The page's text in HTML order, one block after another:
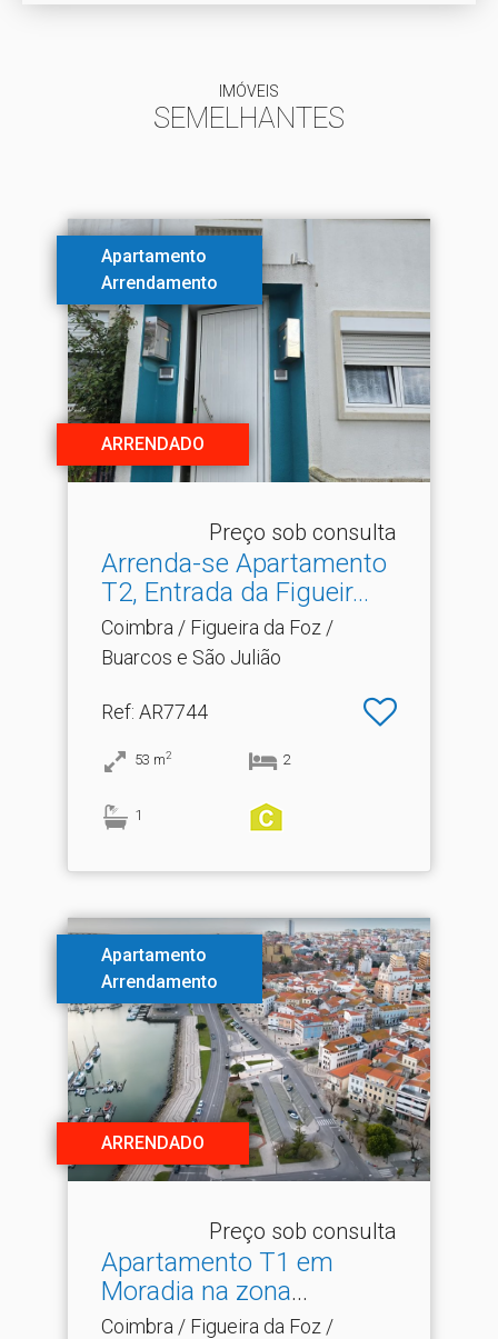
IMÓVEIS
SEMELHANTES
Apartamento
Arrendamento
ARRENDADO
Preço sob consulta
Arrenda-se Apartamento
T2, Entrada da Figueir.​..
Coimbra / Figueira da Foz /
Buarcos e São Julião
Ref: AR7744
53 m2 2
1
Apartamento
Arrendamento
ARRENDADO
Preço sob consulta
Apartamento T1 em
Moradia na zona
Histórica d.​..
Coimbra / Figueira da Foz /